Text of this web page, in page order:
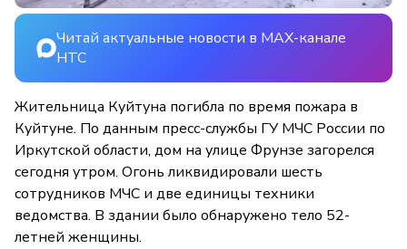
Читай актуальные новости в MAX-канале
НТС
Жительница Куйтуна погибла по время пожара в
Куйтуне. По данным пресс-службы ГУ МЧС России по
Иркутской области, дом на улице Фрунзе загорелся
сегодня утром. Огонь ликвидировали шесть
сотрудников МЧС и две единицы техники
ведомства. В здании было обнаружено тело 52-
летней женщины.